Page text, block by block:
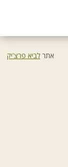
אתר לביא פרצ'יק